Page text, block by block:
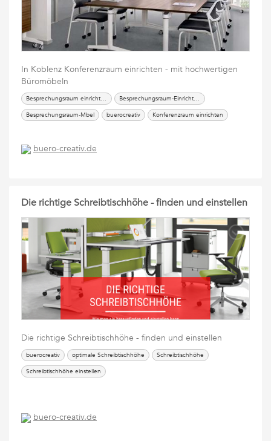
In Koblenz Konferenzraum einrichten - mit hochwertigen
Büromöbeln
Besprechungsraum einrichten
Besprechungsraum-Einrichtung
Besprechungsraum-Mbel
buerocreativ
Konferenzraum einrichten
buero-creativ.de
Die richtige Schreibtischhöhe - finden und einstellen
Die richtige Schreibtischhöhe - finden und einstellen
buerocreativ optimale Schreibtischhöhe
Schreibtischhöhe
Schreibtischhöhe einstellen
buero-creativ.de